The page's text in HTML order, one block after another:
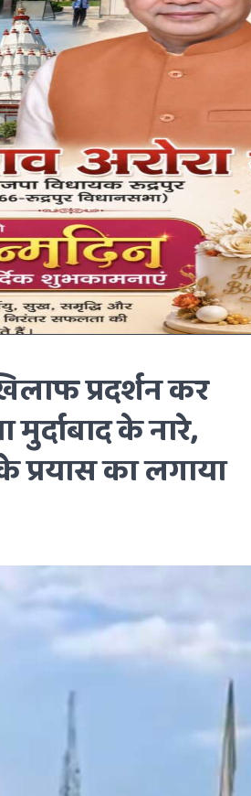
प्रदर्शन कर
के नारे,
का लगाया